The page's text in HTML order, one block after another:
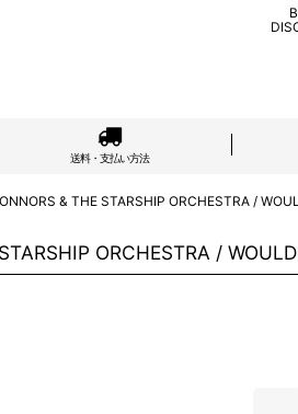
送料・支払い方法
& THE STARSHIP ORCHESTRA /
ORCHESTRA /